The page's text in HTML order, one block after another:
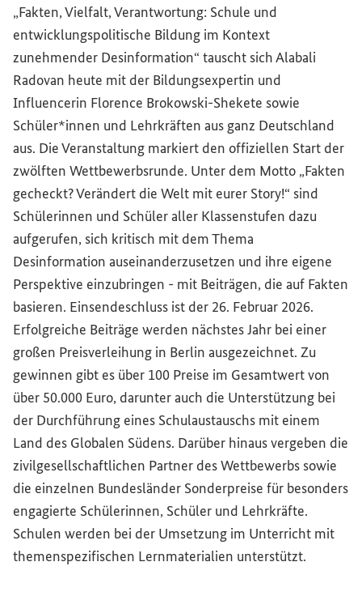
„Fakten, Vielfalt, Verantwortung: Schule und
entwicklungspolitische Bildung im Kontext
zunehmender Desinformation“ tauscht sich Alabali
Radovan heute mit der Bildungsexpertin und
Influencerin Florence Brokowski-Shekete sowie
Schüler*innen und Lehrkräften aus ganz Deutschland
aus. Die Veranstaltung markiert den offiziellen Start der
zwölften Wettbewerbsrunde. Unter dem Motto „Fakten
gecheckt? Verändert die Welt mit eurer Story!“ sind
Schülerinnen und Schüler aller Klassenstufen dazu
aufgerufen, sich kritisch mit dem Thema
Desinformation auseinanderzusetzen und ihre eigene
Perspektive einzubringen - mit Beiträgen, die auf Fakten
basieren. Einsendeschluss ist der 26. Februar 2026.
Erfolgreiche Beiträge werden nächstes Jahr bei einer
großen Preisverleihung in Berlin ausgezeichnet. Zu
gewinnen gibt es über 100 Preise im Gesamtwert von
über 50.000 Euro, darunter auch die Unterstützung bei
der Durchführung eines Schulaustauschs mit einem
Land des Globalen Südens. Darüber hinaus vergeben die
zivilgesellschaftlichen Partner des Wettbewerbs sowie
die einzelnen Bundesländer Sonderpreise für besonders
engagierte Schülerinnen, Schüler und Lehrkräfte.
Schulen werden bei der Umsetzung im Unterricht mit
themenspezifischen Lernmaterialien unterstützt.